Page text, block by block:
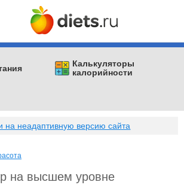
Калькуляторы
калорийности
на неадаптивную версию сайта
на высшем уровне